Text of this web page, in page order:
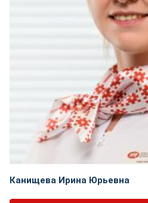
Канищева Ирина Юрьевна